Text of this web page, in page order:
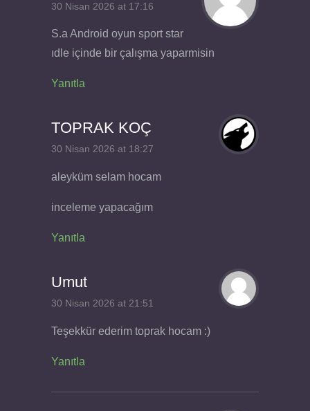
30 Nisan 2026 at 17:16
S.a Android oyun sport star
ıdle içinde bir çalışma yaparmisin
Yanıtla
TOPRAK KOÇ
30 Nisan 2026 at 18:27
aleyküm selam hocam
inceleme yapacağım
Yanıtla
Umut
30 Nisan 2026 at 21:51
Teşekkür ederim toprak hocam :)
Yanıtla